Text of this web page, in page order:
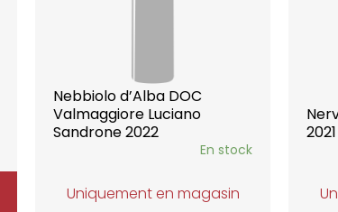
Nebbiolo d’Alba DOC
Valmaggiore Luciano
Sandrone 2022
En stock
Uniquement en magasin
2021